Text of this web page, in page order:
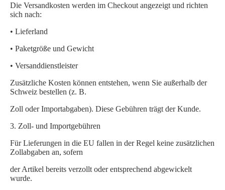
Die Versandkosten werden im Checkout angezeigt und richten
sich nach:
• Lieferland
• Paketgröße und Gewicht
• Versanddienstleister
Zusätzliche Kosten können entstehen, wenn Sie außerhalb der
Schweiz bestellen (z. B.
Zoll oder Importabgaben). Diese Gebühren trägt der Kunde.
3. Zoll- und Importgebühren
Für Lieferungen in die EU fallen in der Regel keine zusätzlichen
Zollabgaben an, sofern
der Artikel bereits verzollt oder entsprechend abgewickelt
wurde.